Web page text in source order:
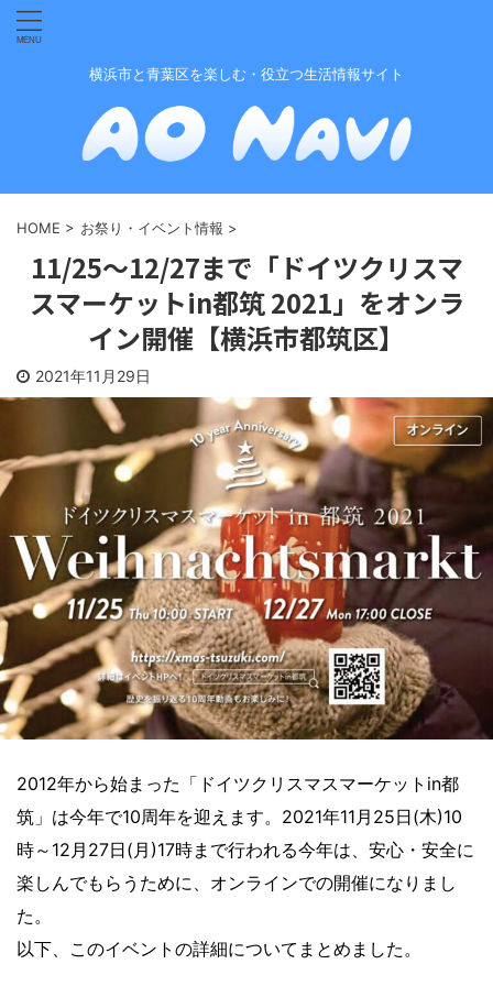
横浜市と青葉区を楽しむ・役立つ生活情報サイト
HOME > お祭り・イベント情報 >
11/25〜12/27まで「ドイツクリスマ
スマーケットin都筑 2021」をオンラ
イン開催【横浜市都筑区】
2021年11月29日
2012年から始まった「ドイツクリスマスマーケットin都
筑」は今年で10周年を迎えます。2021年11月25日(木)10
時～12月27日(月)17時まで行われる今年は、安心・安全に
楽しんでもらうために、オンラインでの開催になりまし
た。
以下、このイベントの詳細についてまとめました。